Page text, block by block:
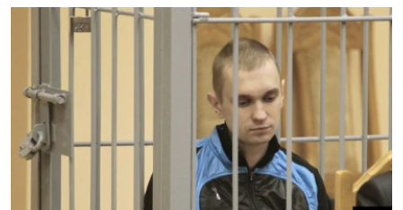
СИБИРЬ.РЕАЛИИ
ПОДПИШИТЕСЬ НА РАССЫЛКУ
СОЦИАЛЬНЫЕ СЕТИ